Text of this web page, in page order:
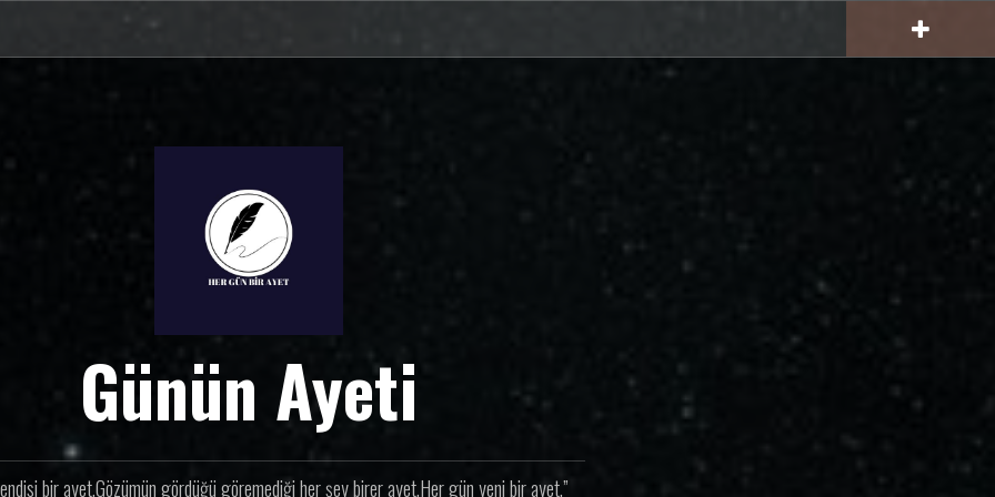
Günün Ayeti
bir ayet.Gözümün gördüğü göremediği her şey birer ayet.Her gün yeni bir ayet.”